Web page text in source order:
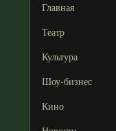
Главная
Театр
Культура
Шоу-бизнес
Кино